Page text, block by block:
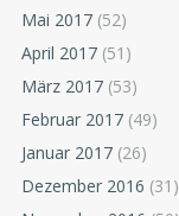
Mai 2017 (52)
April 2017 (51)
März 2017 (53)
Februar 2017 (49)
Januar 2017 (26)
Dezember 2016 (31)